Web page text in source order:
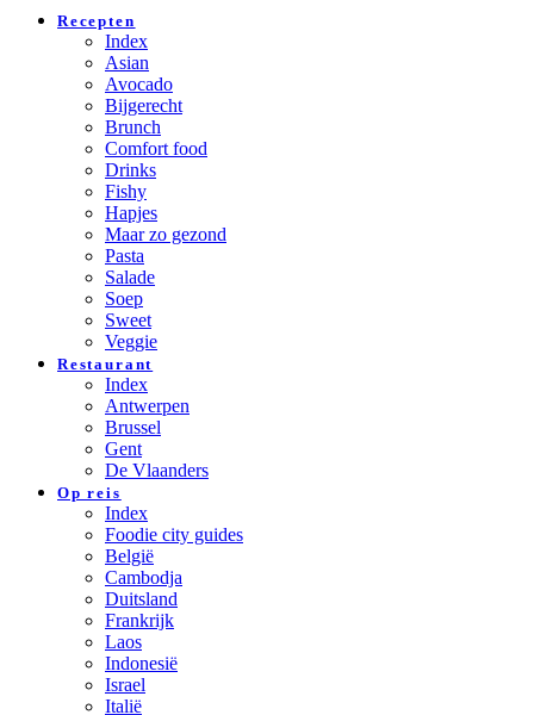
Recepten
Index
Asian
Avocado
Bijgerecht
Brunch
Comfort food
Drinks
Fishy
Hapjes
Maar zo gezond
Pasta
Salade
Soep
Sweet
Veggie
Restaurant
Index
Antwerpen
Brussel
Gent
De Vlaanders
Op reis
Index
Foodie city guides
België
Cambodja
Duitsland
Frankrijk
Laos
Indonesië
Israel
Italië